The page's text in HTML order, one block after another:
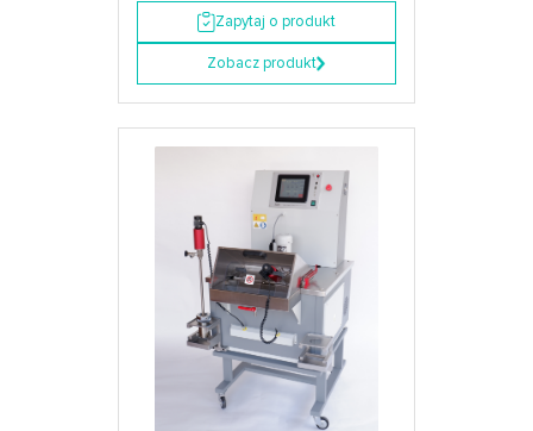
Zapytaj o produkt
Zobacz produkt